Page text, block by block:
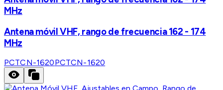
MHz
Antena móvil VHF, rango de frecuencia 162 - 174
MHz
PCTCN-1620PCTCN-1620